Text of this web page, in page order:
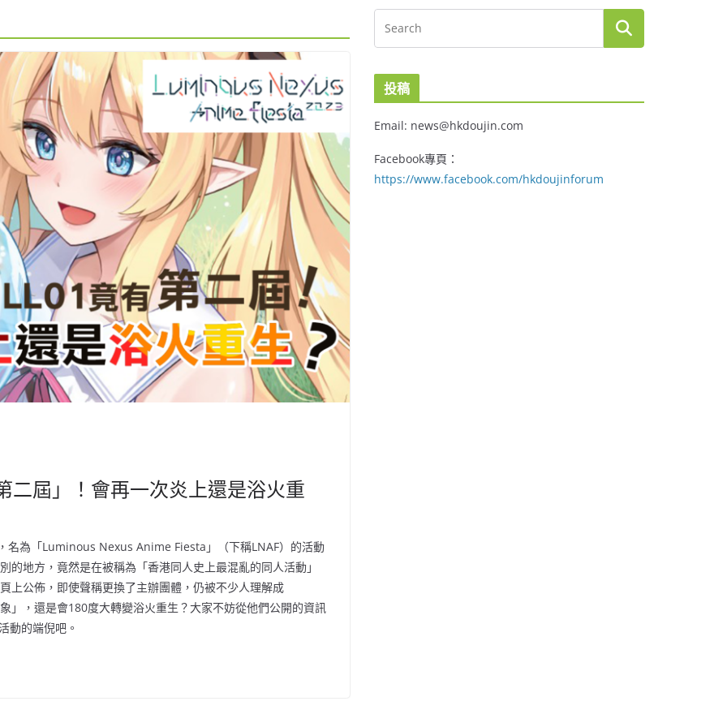
二屆」！會再一次炎上還是浴火重
名為「Luminous Nexus Anime Fiesta」（下稱LNAF）的活動
地方，竟然是在被稱為「香港同人史上最混亂的同人活動」
上公佈，即使聲稱更換了主辦團體，仍被不少人理解成
」，還是會180度大轉變浴火重生？大家不妨從他們公開的資訊
動的端倪吧。
投稿
Email: news@hkdoujin.com
Facebook專頁：
https://www.facebook.com/hkdoujinforum